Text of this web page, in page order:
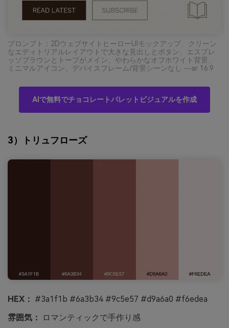
プロンプト：2DウェブサイトヒーローUIモックアップ、クリーン
なエディトリアルレイアウトで大きな見出しとボタン、エスプレ
ッソブラウンとトープがメイン、やわらかなオフホワイト背景、
ミニマルアイコン、デバイスフレーム/背景シーンなし --ar 16:9
AIで無料でチョコレートパレットビジュアルを作成
3）トリュフローズ
HEX： #3a1f1b #6a3b34 #9c5e57 #d9a6a0 #f6edea
雰囲気：
ロマンティックで手作り感